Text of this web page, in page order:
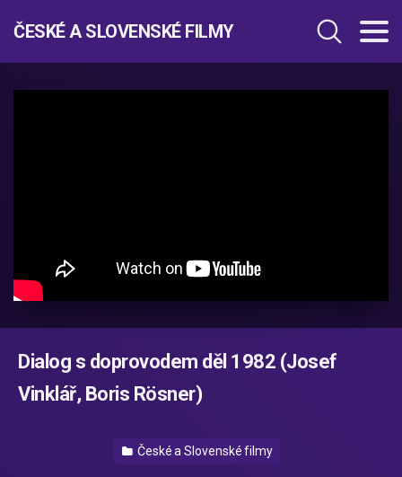
ČESKÉ A SLOVENSKÉ FILMY
Dialog s doprovodem děl 1982 (Josef
Vinklář, Boris Rösner)
České a Slovenské filmy